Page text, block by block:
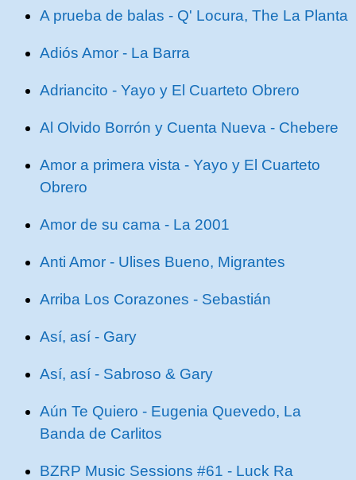
A prueba de balas - Q' Locura, The La Planta
Adiós Amor - La Barra
Adriancito - Yayo y El Cuarteto Obrero
Al Olvido Borrón y Cuenta Nueva - Chebere
Amor a primera vista - Yayo y El Cuarteto
Obrero
Amor de su cama - La 2001
Anti Amor - Ulises Bueno, Migrantes
Arriba Los Corazones - Sebastián
Así, así - Gary
Así, así - Sabroso & Gary
Aún Te Quiero - Eugenia Quevedo, La
Banda de Carlitos
BZRP Music Sessions #61 - Luck Ra